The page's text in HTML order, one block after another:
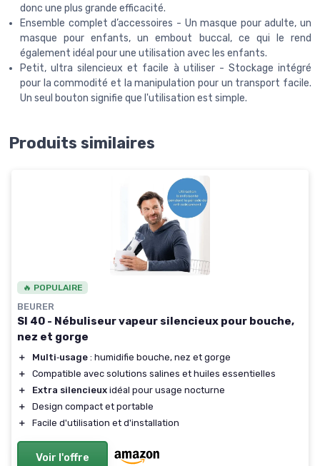
donc une plus grande efficacité.
Ensemble complet d’accessoires - Un masque pour adulte, un
masque pour enfants, un embout buccal, ce qui le rend
également idéal pour une utilisation avec les enfants.
Petit, ultra silencieux et facile à utiliser - Stockage intégré
pour la commodité et la manipulation pour un transport facile.
Un seul bouton signifie que l'utilisation est simple.
Produits similaires
🔥 POPULAIRE
BEURER
SI 40 - Nébuliseur vapeur silencieux pour bouche,
nez et gorge
＋ Multi‑usage : humidifie bouche, nez et gorge
＋
Compatible avec solutions salines et huiles essentielles
＋
Extra silencieux idéal pour usage nocturne
＋
Design compact et portable
＋
Facile d'utilisation et d'installation
Voir l'offre